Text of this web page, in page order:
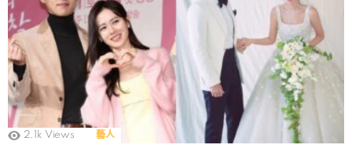
2.1k Views 藝人